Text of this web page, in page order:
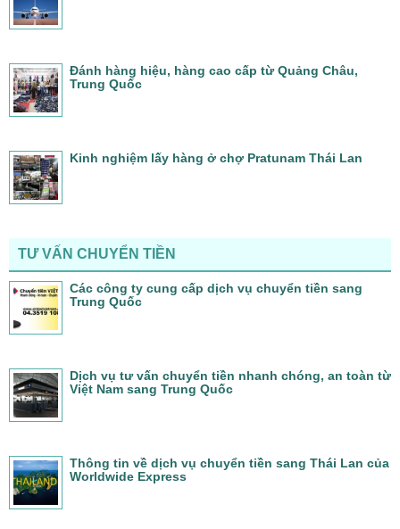
Đánh hàng hiệu, hàng cao cấp từ Quảng Châu,
Trung Quốc
Kinh nghiệm lấy hàng ở chợ Pratunam Thái Lan
TƯ VẤN CHUYỂN TIỀN
Các công ty cung cấp dịch vụ chuyển tiền sang
Trung Quốc
Dịch vụ tư vấn chuyển tiền nhanh chóng, an toàn từ
Việt Nam sang Trung Quốc
Thông tin về dịch vụ chuyển tiền sang Thái Lan của
Worldwide Express